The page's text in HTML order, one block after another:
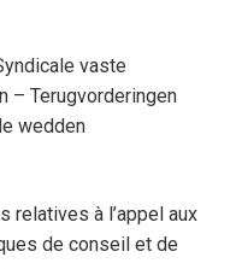
vaste
– Terugvorderingen
wedden
relatives à l’appel aux
de conseil et de